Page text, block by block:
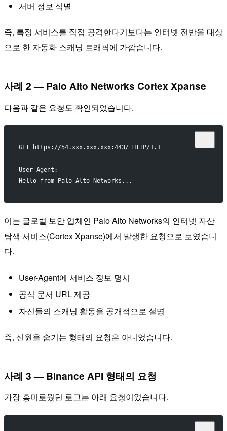
서버 정보 식별
즉, 특정 서비스를 직접 공격한다기보다는 인터넷 전반을 대상
으로 한 자동화 스캐닝 트래픽에 가깝습니다.
사례 2 — Palo Alto Networks Cortex Xpanse
다음과 같은 요청도 확인되었습니다.
GET https://54.xxx.xxx.xxx:443/ HTTP/1.1
User-Agent:
Hello from Palo Alto Networks...
이는 글로벌 보안 업체인 Palo Alto Networks의 인터넷 자산
탐색 서비스(Cortex Xpanse)에서 발생한 요청으로 보였습니
다.
User-Agent에 서비스 정보 명시
공식 문서 URL 제공
자신들의 스캐닝 활동을 공개적으로 설명
즉, 신원을 숨기는 형태의 요청은 아니었습니다.
사례 3 — Binance API 형태의 요청
가장 흥미로웠던 로그는 아래 요청이었습니다.